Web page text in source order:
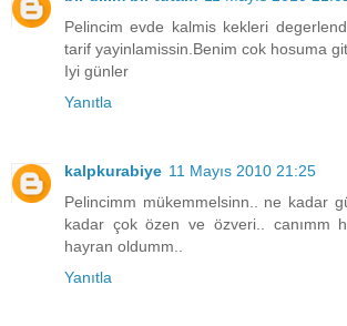
Pelincim evde kalmis kekleri
tarif yayinlamissin.Benim cok hosuma
Iyi günler
Yanıtla
kalpkurabiye 11 Mayıs 2010 21:25
Pelincimm mükemmelsinn.. ne kadar
kadar çok özen ve özveri.. canımm
hayran oldumm..
Yanıtla